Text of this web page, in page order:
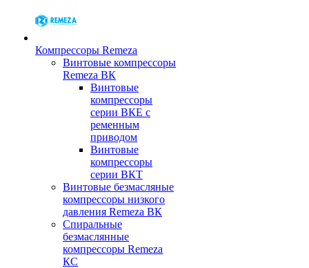
Компрессоры Remeza
Винтовые компрессоры
Remeza ВК
Винтовые
компрессоры
серии ВКЕ с
ременным
приводом
Винтовые
компрессоры
серии ВКТ
Винтовые безмасляные
компрессоры низкого
давления Remeza ВК
Спиральные
безмаслянные
компрессоры Remeza
КС